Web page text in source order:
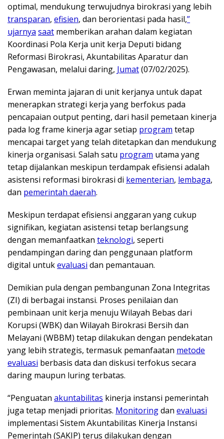
optimal, mendukung terwujudnya birokrasi yang lebih
transparan, efisien, dan berorientasi pada hasil,”
ujarnya saat memberikan arahan dalam kegiatan
Koordinasi Pola Kerja unit kerja Deputi bidang
Reformasi Birokrasi, Akuntabilitas Aparatur dan
Pengawasan, melalui daring, Jumat(07/02/2025).
Erwan meminta jajaran di unit kerjanya untuk dapat
menerapkan strategi kerja yang berfokus pada
pencapaian output penting, dari hasil pemetaan kinerja
pada log frame kinerja agar setiap program tetap
mencapai target yang telah ditetapkan dan mendukung
kinerja organisasi. Salah satu program utama yang
tetap dijalankan meskipun terdampak efisiensi adalah
asistensi reformasi birokrasi di kementerian, lembaga,
dan pemerintah daerah.
Meskipun terdapat efisiensi anggaran yang cukup
signifikan, kegiatan asistensi tetap berlangsung
dengan memanfaatkan teknologi, seperti
pendampingan daring dan penggunaan platform
digital untukevaluasi dan pemantauan.
Demikian pula dengan pembangunan Zona Integritas
(ZI) di berbagai instansi. Proses penilaian dan
pembinaan unit kerja menuju Wilayah Bebas dari
Korupsi (WBK) dan Wilayah Birokrasi Bersih dan
Melayani (WBBM) tetap dilakukan dengan pendekatan
yang lebih strategis, termasuk pemanfaatan metode
evaluasi berbasis data dan diskusi terfokus secara
daring maupun luring terbatas.
“Penguatan akuntabilitas kinerja instansi pemerintah
juga tetap menjadi prioritas. Monitoringdan evaluasi
implementasi Sistem Akuntabilitas Kinerja Instansi
Pemerintah (SAKIP) terus dilakukan dengan